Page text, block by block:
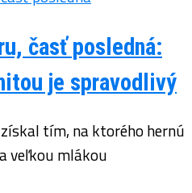
časť posledná:
je spravodlivý
tím, na ktorého hernú
veľkou mlákou